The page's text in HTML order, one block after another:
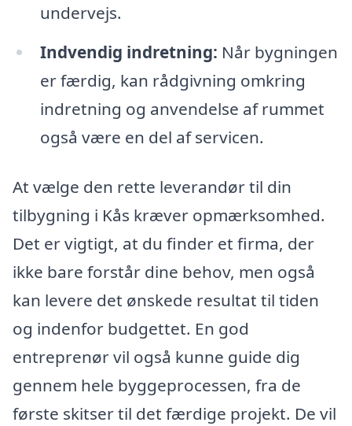
undervejs.
Indvendig indretning: Når bygningen
er færdig, kan rådgivning omkring
indretning og anvendelse af rummet
også være en del af servicen.
At vælge den rette leverandør til din
tilbygning i Kås kræver opmærksomhed.
Det er vigtigt, at du finder et firma, der
ikke bare forstår dine behov, men også
kan levere det ønskede resultat til tiden
og indenfor budgettet. En god
entreprenør vil også kunne guide dig
gennem hele byggeprocessen, fra de
første skitser til det færdige projekt. De vil